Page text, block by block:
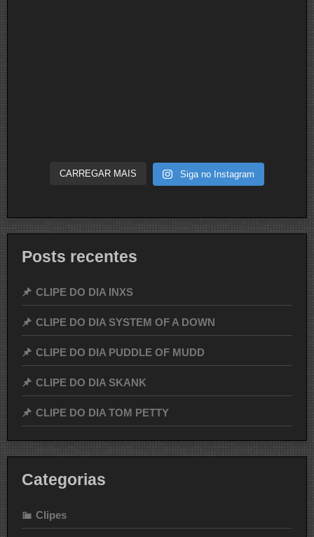
CARREGAR MAIS Siga no Instagram
Posts recentes
CLIPE DO DIA INXS
CLIPE DO DIA SYSTEM OF A DOWN
CLIPE DO DIA PUDDLE OF MUDD
CLIPE DO DIA SKANK
CLIPE DO DIA TOM PETTY
Categorias
Clipes